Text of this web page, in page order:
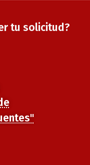
tu solicitud?